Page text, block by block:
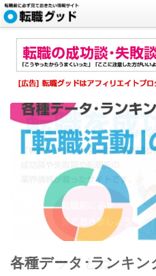
転職グッドとは
各種データ･ランキン
転職先の業界研究･業